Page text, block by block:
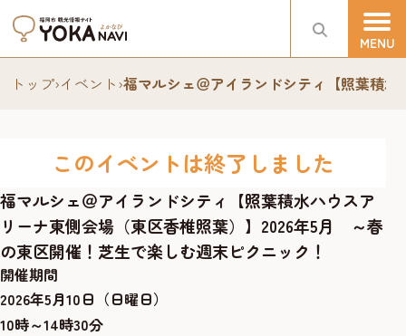
トップ›イベント›福マルシェ＠アイランドシティ【照葉積
このイベントは終了しました
福マルシェ＠アイランドシティ【照葉積水ハウスア
リーナ東側会場（東区香椎照葉）】2026年5月 ～春
の東区開催！芝生で楽しむ週末ピクニック！
開催期間
2026年5月10日（日曜日）
10時～14時30分